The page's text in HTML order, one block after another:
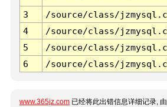
3 /source/class/
4
/source/class/
5
/source/class/
6
/source/class/
www.365jz.com 已经将此出错信息详细记录,